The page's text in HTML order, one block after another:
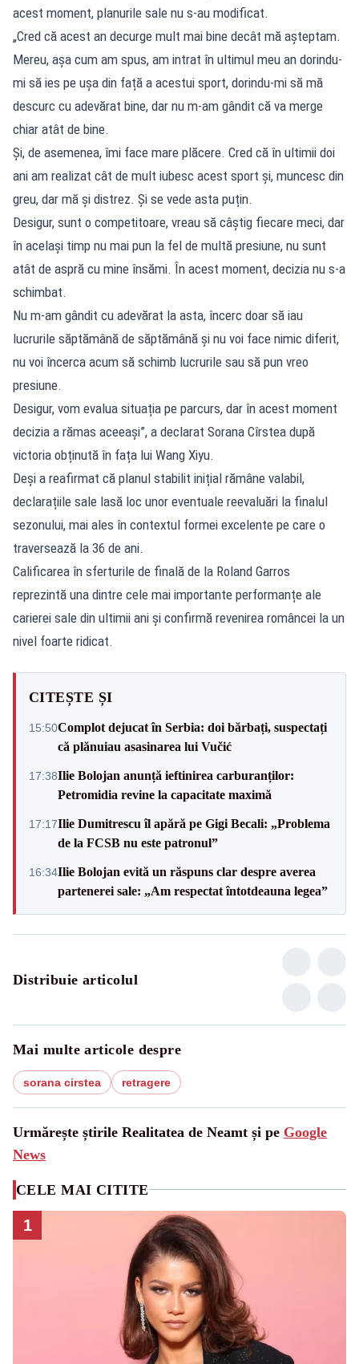
acest moment, planurile sale nu s-au modificat.
„Cred că acest an decurge mult mai bine decât mă așteptam.
Mereu, așa cum am spus, am intrat în ultimul meu an dorindu-
mi să ies pe ușa din față a acestui sport, dorindu-mi să mă
descurc cu adevărat bine, dar nu m-am gândit că va merge
chiar atât de bine.
Și, de asemenea, îmi face mare plăcere. Cred că în ultimii doi
ani am realizat cât de mult iubesc acest sport și, muncesc din
greu, dar mă și distrez. Și se vede asta puțin.
Desigur, sunt o competitoare, vreau să câștig fiecare meci, dar
în același timp nu mai pun la fel de multă presiune, nu sunt
atât de aspră cu mine însămi. În acest moment, decizia nu s-a
schimbat.
Nu m-am gândit cu adevărat la asta, încerc doar să iau
lucrurile săptămână de săptămână și nu voi face nimic diferit,
nu voi încerca acum să schimb lucrurile sau să pun vreo
presiune.
Desigur, vom evalua situația pe parcurs, dar în acest moment
decizia a rămas aceeași”, a declarat Sorana Cîrstea după
victoria obținută în fața lui Wang Xiyu.
Deși a reafirmat că planul stabilit inițial rămâne valabil,
declarațiile sale lasă loc unor eventuale reevaluări la finalul
sezonului, mai ales în contextul formei excelente pe care o
traversează la 36 de ani.
Calificarea în sferturile de finală de la Roland Garros
reprezintă una dintre cele mai importante performanțe ale
carierei sale din ultimii ani și confirmă revenirea româncei la un
nivel foarte ridicat.
CITEȘTE ȘI
15:50Complot dejucat în Serbia: doi bărbați, suspectați
că plănuiau asasinarea lui Vučić
17:38Ilie Bolojan anunță ieftinirea carburanților:
Petromidia revine la capacitate maximă
17:17Ilie Dumitrescu îl apără pe Gigi Becali: „Problema
de la FCSB nu este patronul”
16:34Ilie Bolojan evită un răspuns clar despre averea
partenerei sale: „Am respectat întotdeauna legea”
Distribuie articolul
Mai multe articole despre
sorana cirstea retragere
Urmărește știrile Realitatea de Neamt și pe Google
News
CELE MAI CITITE
1